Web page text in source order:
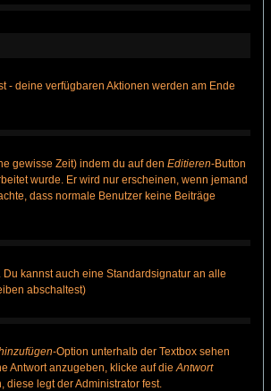
- deine verfügbaren Aktionen werden am Ende
gewisse Zeit) indem du auf den Editieren-Button
wurde. Er wird nur erscheinen, wenn jemand
dass normale Benutzer keine Beiträge
kannst auch eine Standardsignatur an alle
abschaltest)
-Option unterhalb der Textbox sehen
Antwort anzugeben, klicke auf dieAntwort
diese legt der Administrator fest.